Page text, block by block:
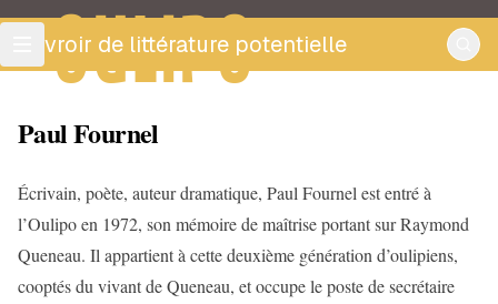
OULIPO
ouvroir de littérature potentielle
Paul Fournel
Écrivain, poète, auteur dramatique, Paul Fournel est entré à
l’Oulipo en 1972, son mémoire de maîtrise portant sur Raymond
Queneau. Il appartient à cette deuxième génération d’oulipiens,
cooptés du vivant de Queneau, et occupe le poste de secrétaire